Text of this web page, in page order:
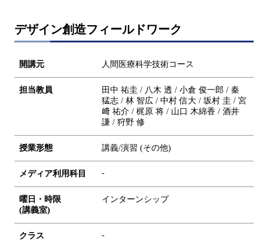
デザイン創造フィールドワーク
開講元 人間医療科学技術コース
担当教員
田中 祐圭 / 八木 透 / 小倉 俊一郎 / 秦
猛志 / 林 智広 / 中村 信大 / 坂村 圭 / 宮
﨑 祐介 / 梶原 将 / 山口 木綿香 / 酒井
謙 / 狩野 修
授業形態 講義/演習 (その他)
メディア利用科目 -
曜日・時限
(講義室)
インターンシップ
クラス -